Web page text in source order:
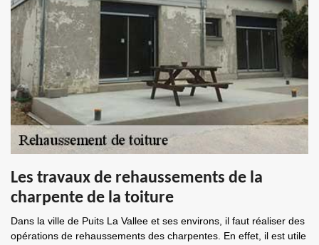
Les travaux de rehaussements de la
charpente de la toiture
Dans la ville de Puits La Vallee et ses environs, il faut réaliser des
opérations de rehaussements des charpentes. En effet, il est utile